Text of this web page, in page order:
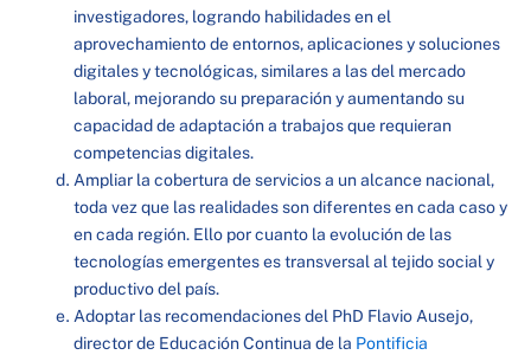
investigadores, logrando habilidades en el
aprovechamiento de entornos, aplicaciones y soluciones
digitales y tecnológicas, similares a las del mercado
laboral, mejorando su preparación y aumentando su
capacidad de adaptación a trabajos que requieran
competencias digitales.
Ampliar la cobertura de servicios a un alcance nacional,
toda vez que las realidades son diferentes en cada caso y
en cada región. Ello por cuanto la evolución de las
tecnologías emergentes es transversal al tejido social y
productivo del país.
Adoptar las recomendaciones del PhD Flavio Ausejo,
director de Educación Continua de la Pontificia